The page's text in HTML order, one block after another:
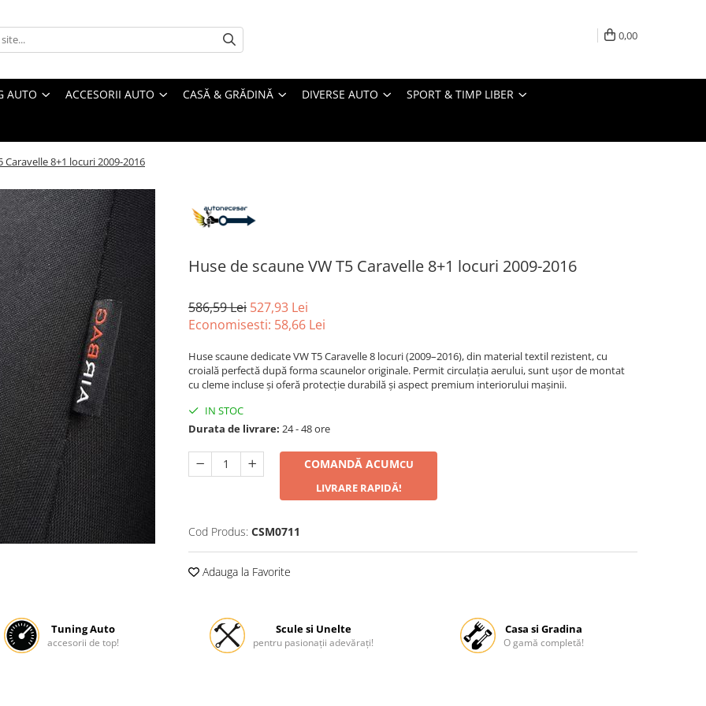
0,00
AUTO ACCESORII AUTO CASĂ & GRĂDINĂ DIVERSE AUTO SPORT & TIMP LIBER
Caravelle 8+1 locuri 2009-2016
Huse de scaune VW T5 Caravelle 8+1 locuri 2009-2016
586,59 Lei 527,93 Lei
Economisesti: 58,66 Lei
Huse scaune dedicate VW T5 Caravelle 8 locuri (2009–2016), din material textil rezistent, cu
croială perfectă după forma scaunelor originale. Permit circulația aerului, sunt ușor de montat
cu cleme incluse și oferă protecție durabilă și aspect premium interiorului mașinii.
IN STOC
Durata de livrare: 24 - 48 ore
COMANDĂ ACUMCU
LIVRARE RAPIDĂ!
Cod Produs: CSM0711
Adauga la Favorite
Tuning Auto
accesorii de top!
Scule si Unelte
pentru pasionații adevărați!
Casa si Gradina
O gamă completă!